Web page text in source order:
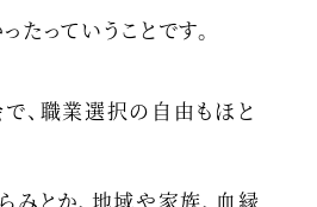
っていうことです。
、職業選択の自由もほと
みとか、地域や家族、血縁